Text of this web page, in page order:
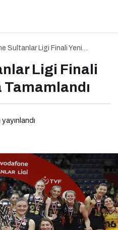
Sultanlar Ligi Finali Yeni
Ligi Finali
Dijitalleştirdi: Türk